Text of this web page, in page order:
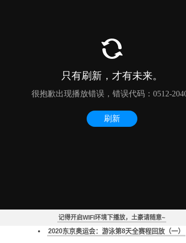
记得开启WIFI环境下播放，土豪请随意~
《2020东京奥运会：游泳全赛程回放》
2020东京奥运会：游泳第9天全赛程回放（一）
2020东京奥运会：游泳第8天全赛程回放（一）